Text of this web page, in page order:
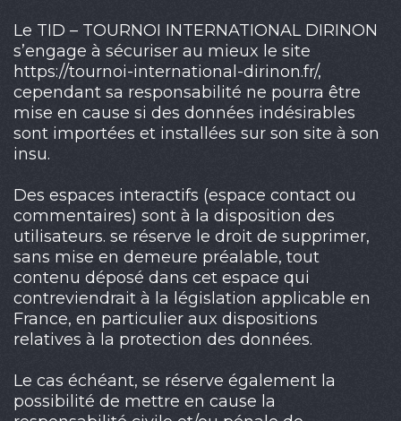
Le TID – TOURNOI INTERNATIONAL DIRINON
s’engage à sécuriser au mieux le site
https://tournoi-international-dirinon.fr/,
cependant sa responsabilité ne pourra être
mise en cause si des données indésirables
sont importées et installées sur son site à son
insu.
Des espaces interactifs (espace contact ou
commentaires) sont à la disposition des
utilisateurs. se réserve le droit de supprimer,
sans mise en demeure préalable, tout
contenu déposé dans cet espace qui
contreviendrait à la législation applicable en
France, en particulier aux dispositions
relatives à la protection des données.
Le cas échéant, se réserve également la
possibilité de mettre en cause la